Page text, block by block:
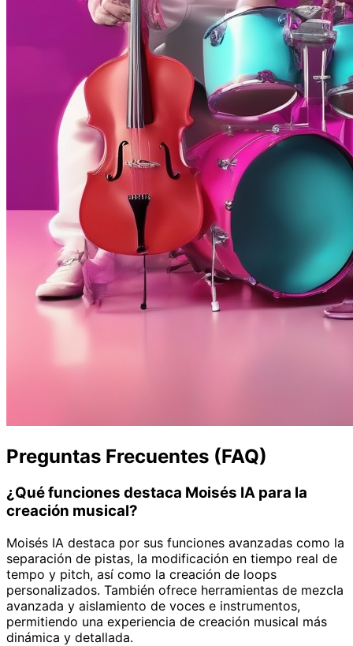
Preguntas Frecuentes (FAQ)
¿Qué funciones destaca Moisés IA para la
creación musical?
Moisés IA destaca por sus funciones avanzadas como la
separación de pistas, la modificación en tiempo real de
tempo y pitch, así como la creación de loops
personalizados. También ofrece herramientas de mezcla
avanzada y aislamiento de voces e instrumentos,
permitiendo una experiencia de creación musical más
dinámica y detallada.